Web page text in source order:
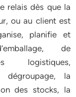
relais dès que la
ou au client est
planifie et
de
logistiques,
dégroupage, la
des stocks, la